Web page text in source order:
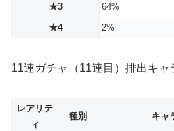
★3
64%
★4
2%
11連ガチャ（11連目）排出キャ
レアリテ
ィ
種別 キャ